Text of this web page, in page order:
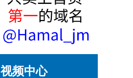
视频中心